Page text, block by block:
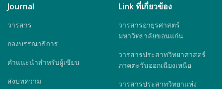
Journal
วารสาร
กองบรรณาธิการ
คำแนะนำสำหรับผู้เขียน
ส่งบทความ
Link ที่เกี่ยวข้อง
วารสารอายุรศาสตร์
มหาวิทยาลัยขอนแก่น
วารสารประสาทวิทยาศาสตร์
ภาคตะวันออกเฉียงเหนือ
วารสารประสาทวิทยาแห่ง